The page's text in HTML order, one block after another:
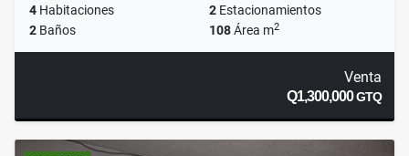
4 Habitaciones 2 Estacionamientos
2 Baños 108Área m2
Venta
Q1,300,000GTQ